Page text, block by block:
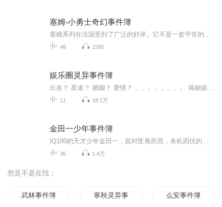
塞姆-小勇士奇幻事件簿
48 2295
娱乐圈灵异事件簿
11 18.1万
金田一少年事件簿
36 1.4万
您是不是在找：
武林事件簿 寒秋灵异事件簿 么安事件簿